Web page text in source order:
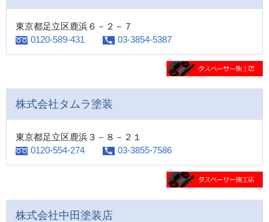
東京都足立区鹿浜６－２－７
0120-589-431
03-3854-5387
株式会社タムラ塗装
東京都足立区鹿浜３－８－２１
0120-554-274
03-3855-7586
株式会社中田塗装店